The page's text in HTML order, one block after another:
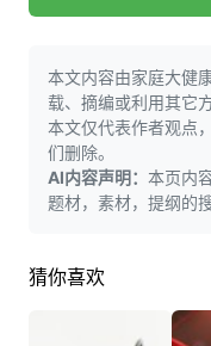
本文内容由家庭大健
载、摘编或利用其它
本文仅代表作者观点
们删除。
AI内容声明： 本页内
题材，素材，提纲的
猜你喜欢